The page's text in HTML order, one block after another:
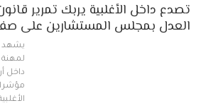
تصدع داخل الأغلبية يربك تمرير
العدل بمجلس المستشارين على
يشهد
داخل